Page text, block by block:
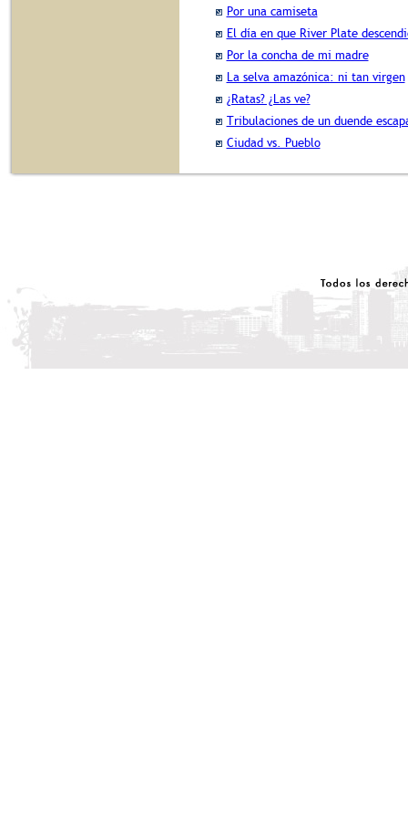
Por una camiseta
El día en que River Plate
Por la concha de mi madre
La selva amazónica: ni tan virgen
¿Ratas? ¿Las ve?
Tribulaciones de un duende
Ciudad vs. Pueblo